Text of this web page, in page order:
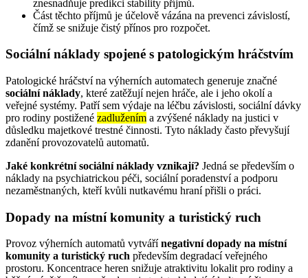
znesnadňuje predikci stability příjmů.
Část těchto příjmů je účelově vázána na prevenci závislostí,
čímž se snižuje čistý přínos pro rozpočet.
Sociální náklady spojené s patologickým hráčstvím
Patologické hráčství na výherních automatech generuje značné
sociální náklady, které zatěžují nejen hráče, ale i jeho okolí a
veřejné systémy. Patří sem výdaje na léčbu závislosti, sociální dávky
pro rodiny postižené zadlužením a zvýšené náklady na justici v
důsledku majetkové trestné činnosti. Tyto náklady často převyšují
zdanění provozovatelů automatů.
Jaké konkrétní sociální náklady vznikají? Jedná se především o
náklady na psychiatrickou péči, sociální poradenství a podporu
nezaměstnaných, kteří kvůli nutkavému hraní přišli o práci.
Dopady na místní komunity a turistický ruch
Provoz výherních automatů vytváří negativní dopady na místní
komunity a turistický ruch především degradací veřejného
prostoru. Koncentrace heren snižuje atraktivitu lokalit pro rodiny a